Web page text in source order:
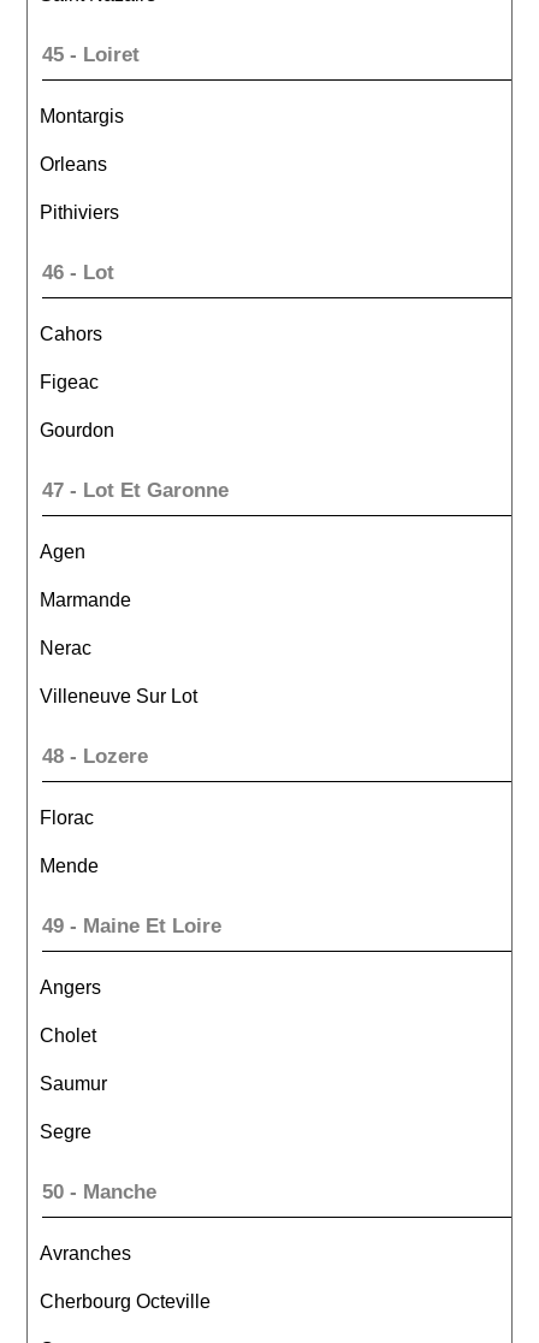
45 - Loiret
Montargis
Orleans
Pithiviers
46 - Lot
Cahors
Figeac
Gourdon
47 - Lot Et Garonne
Agen
Marmande
Nerac
Villeneuve Sur Lot
48 - Lozere
Florac
Mende
49 - Maine Et Loire
Angers
Cholet
Saumur
Segre
50 - Manche
Avranches
Cherbourg Octeville